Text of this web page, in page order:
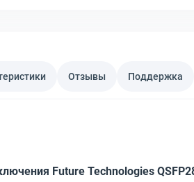
Отзывы Поддержка
Future Technologies